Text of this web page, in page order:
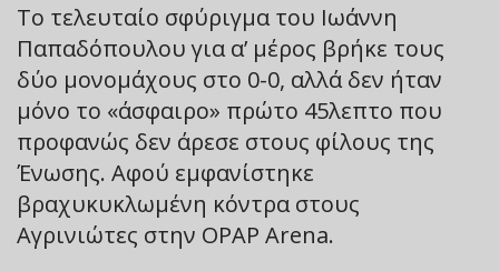
Το τελευταίο σφύριγμα του Ιωάννη
Παπαδόπουλου για α’ μέρος βρήκε τους
δύο μονομάχους στο 0-0, αλλά δεν ήταν
μόνο το «άσφαιρο» πρώτο 45λεπτο που
προφανώς δεν άρεσε στους φίλους της
Ένωσης. Αφού εμφανίστηκε
βραχυκυκλωμένη κόντρα στους
Αγρινιώτες στην OPAP Arena.